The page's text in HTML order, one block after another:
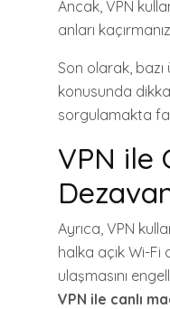
Ancak, VPN
anları
Son olarak, bazı
konusunda
sorgulamakta
VPN ile
Ayrıca, VPN
halka açık Wi-
ulaşmasını
VPN ile canlı